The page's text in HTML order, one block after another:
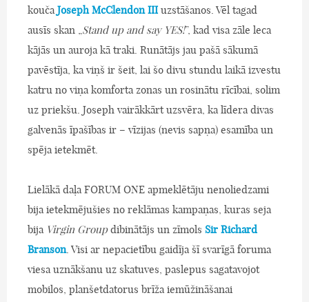
kouča Joseph McClendon III uzstāšanos. Vēl tagad
ausīs skan „Stand up and say YES!”, kad visa zāle leca
kājās un auroja kā traki. Runātājs jau pašā sākumā
pavēstīja, ka viņš ir šeit, lai šo divu stundu laikā izvestu
katru no viņa komforta zonas un rosinātu rīcībai, solim
uz priekšu. Joseph vairākkārt uzsvēra, ka līdera divas
galvenās īpašības ir – vīzijas (nevis sapņa) esamība un
spēja ietekmēt.
Lielākā daļa FORUM ONE apmeklētāju nenoliedzami
bija ietekmējušies no reklāmas kampaņas, kuras seja
bija Virgin Groupdibinātājs un zīmols Sir Richard
Branson. Visi ar nepacietību gaidīja šī svarīgā foruma
viesa uznākšanu uz skatuves, paslepus sagatavojot
mobilos, planšetdatorus brīža iemūžināšanai